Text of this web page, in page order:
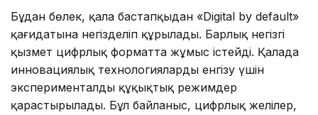
Бұдан бөлек, қала бастапқыдан «Digital by default»
қағидатына негізделіп құрылады. Барлық негізгі
қызмет цифрлық форматта жұмыс істейді. Қалада
инновациялық технологияларды енгізу үшін
эксперименталды құқықтық режимдер
қарастырылады. Бұл байланыс, цифрлық желілер,